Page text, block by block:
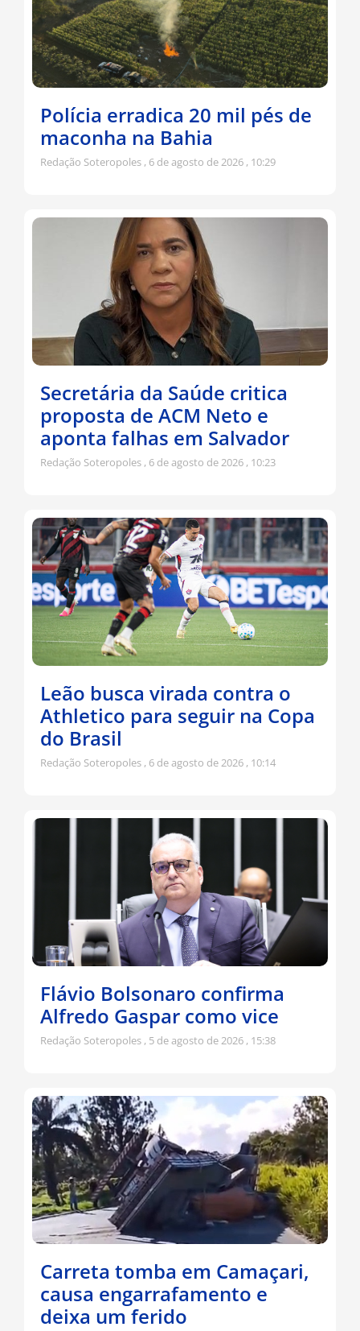
Polícia erradica 20 mil pés de
maconha na Bahia
Redação Soteropoles 6 de agosto de 2026 10:29
Secretária da Saúde critica
proposta de ACM Neto e
aponta falhas em Salvador
Redação Soteropoles 6 de agosto de 2026 10:23
Leão busca virada contra o
Athletico para seguir na Copa
do Brasil
Redação Soteropoles 6 de agosto de 2026 10:14
Flávio Bolsonaro confirma
Alfredo Gaspar como vice
Redação Soteropoles 5 de agosto de 2026 15:38
Carreta tomba em Camaçari,
causa engarrafamento e
deixa um ferido